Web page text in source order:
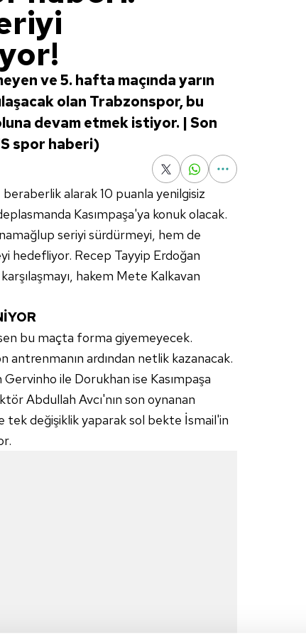
ve 5. hafta maçında yarın
olan Trabzonspor, bu
devam etmek istiyor. | Son
spor haberi)
alarak 10 puanla yenilgisiz
Kasımpaşa'ya konuk olacak.
seriyi sürdürmeyi, hem de
hedefliyor. Recep Tayyip Erdoğan
hakem Mete Kalkavan
bu maçta forma giyemeyecek.
antrenmanın ardından netlik kazanacak.
ile Dorukhan ise Kasımpaşa
Abdullah Avcı'nın son oynanan
tek değişiklik yaparak sol bekte İsmail'in